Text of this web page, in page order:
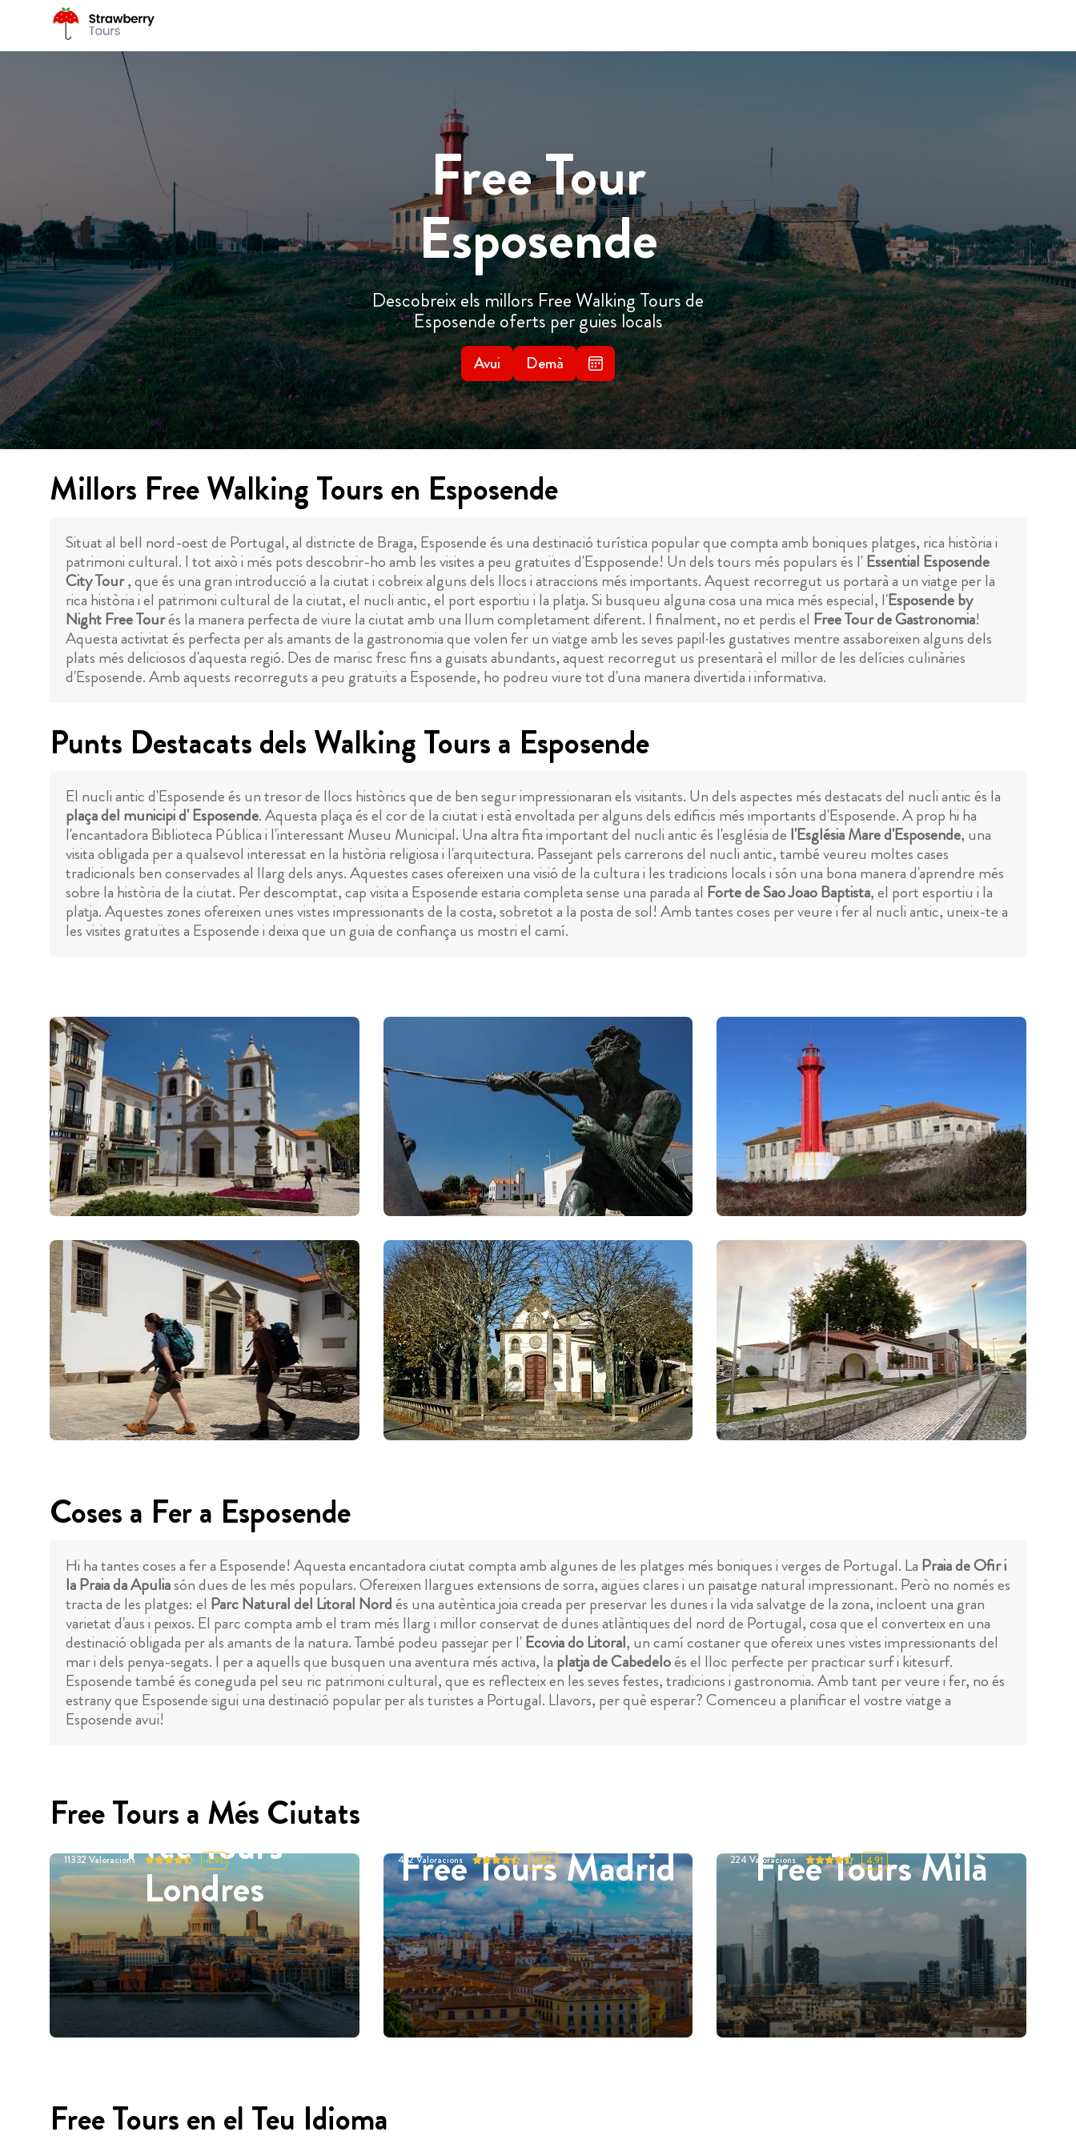
Free Tour
Esposende
Descobreix els millors Free Walking Tours de
Esposende oferts per guies locals
Avui Demà
Millors Free Walking Tours en Esposende
Situat al bell nord-oest de Portugal, al districte de Braga, Esposende és una destinació turística popular que compta amb boniques platges, rica història i
patrimoni cultural. I tot això i més pots descobrir-ho amb les visites a peu gratuïtes d'Espposende! Un dels tours més populars és l'Essential Esposende
City Tour, que és una gran introducció a la ciutat i cobreix alguns dels llocs i atraccions més importants. Aquest recorregut us portarà a un viatge per la
rica història i el patrimoni cultural de la ciutat, el nucli antic, el port esportiu i la platja. Si busqueu alguna cosa una mica més especial, l'Esposende by
Night Free Tourés la manera perfecta de viure la ciutat amb una llum completament diferent. I finalment, no et perdis el Free Tour de Gastronomia!
Aquesta activitat és perfecta per als amants de la gastronomia que volen fer un viatge amb les seves papil·les gustatives mentre assaboreixen alguns dels
plats més deliciosos d'aquesta regió. Des de marisc fresc fins a guisats abundants, aquest recorregut us presentarà el millor de les delícies culinàries
d'Esposende. Amb aquests recorreguts a peu gratuïts a Esposende, ho podreu viure tot d'una manera divertida i informativa.
Punts Destacats dels Walking Tours a Esposende
El nucli antic d'Esposende és un tresor de llocs històrics que de ben segur impressionaran els visitants. Un dels aspectes més destacats del nucli antic és la
plaça del municipi d' Esposende. Aquesta plaça és el cor de la ciutat i està envoltada per alguns dels edificis més importants d'Esposende. A prop hi ha
l'encantadora Biblioteca Pública i l'interessant Museu Municipal. Una altra fita important del nucli antic és l'església de l'Església Mare d'Esposende, una
visita obligada per a qualsevol interessat en la història religiosa i l'arquitectura. Passejant pels carrerons del nucli antic, també veureu moltes cases
tradicionals ben conservades al llarg dels anys. Aquestes cases ofereixen una visió de la cultura i les tradicions locals i són una bona manera d'aprendre més
sobre la història de la ciutat. Per descomptat, cap visita a Esposende estaria completa sense una parada al Forte de Sao Joao Baptista, el port esportiu i la
platja. Aquestes zones ofereixen unes vistes impressionants de la costa, sobretot a la posta de sol! Amb tantes coses per veure i fer al nucli antic, uneix-te a
les visites gratuïtes a Esposende i deixa que un guia de confiança us mostri el camí.
Coses a Fer a Esposende
Hi ha tantes coses a fer a Esposende! Aquesta encantadora ciutat compta amb algunes de les platges més boniques i verges de Portugal. La Praia de Ofir i
la Praia da Apuliasón dues de les més populars. Ofereixen llargues extensions de sorra, aigües clares i un paisatge natural impressionant. Però no només es
tracta de les platges: el Parc Natural del Litoral Nordés una autèntica joia creada per preservar les dunes i la vida salvatge de la zona, incloent una gran
varietat d'aus i peixos. El parc compta amb el tram més llarg i millor conservat de dunes atlàntiques del nord de Portugal, cosa que el converteix en una
destinació obligada per als amants de la natura. També podeu passejar per l'Ecovia do Litoral, un camí costaner que ofereix unes vistes impressionants del
mar i dels penya-segats. I per a aquells que busquen una aventura més activa, la platja de Cabedeloés el lloc perfecte per practicar surf i kitesurf.
Esposende també és coneguda pel seu ric patrimoni cultural, que es reflecteix en les seves festes, tradicions i gastronomia. Amb tant per veure i fer, no és
estrany que Esposende sigui una destinació popular per als turistes a Portugal. Llavors, per què esperar? Comenceu a planificar el vostre viatge a
Esposende avui!
Free Tours a Més Ciutats
Free Tours
Londres
11332 Valoracions 4.91 Free Tours Madrid
452Valoracions 4.87 Free Tours Milà
224 Valoracions 4.91
Free Tours en el Teu Idioma